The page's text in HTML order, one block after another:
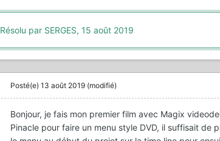
Résolu par SERGES, 15 août 2019
Posté(e) 13 août 2019 (modifié)
Bonjour, je fais mon premier film avec Magix
Pinacle pour faire un menu style DVD, il suffisait de